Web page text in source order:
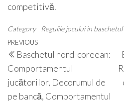
competitivă.
Category Regulile jocului în
Post
navigation
Previous
Post
PREVIOUS
Baschetul nord-coreean:
Comportamentul
jucătorilor, Decorumul de
pe bancă, Comportamentul